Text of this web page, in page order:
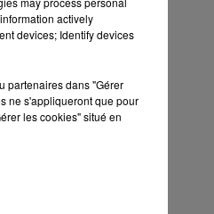
actively
devices; Identify devices
partenaires dans "Gérer
ne s'appliqueront que pour
les cookies" situé en